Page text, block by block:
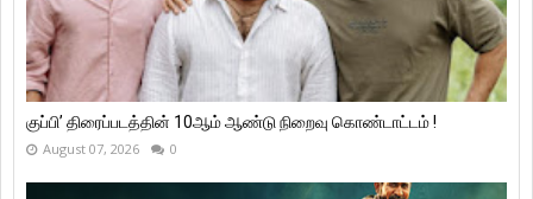
குப்பி’ திரைப்படத்தின் 10ஆம் ஆண்டு நிறைவு கொண்டாட்டம் !
August 07, 2026 0